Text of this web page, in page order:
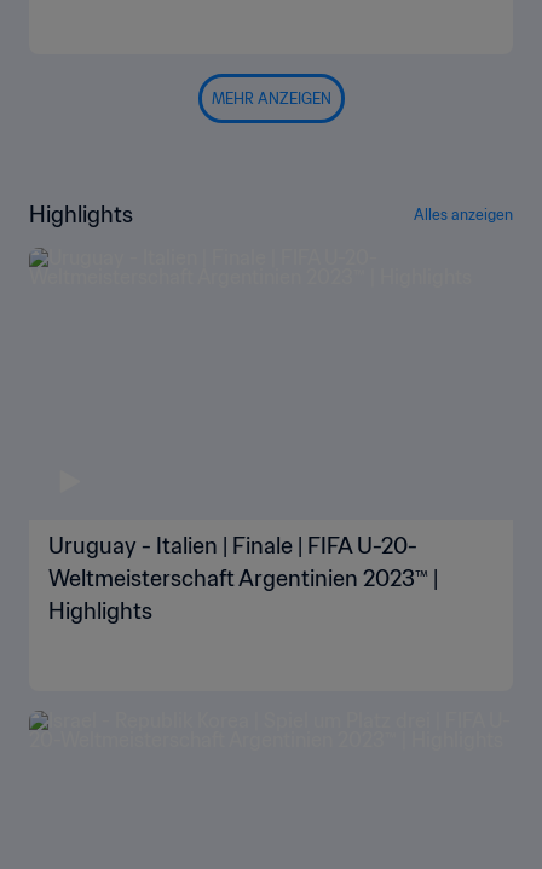
MEHR ANZEIGEN
Highlights Alles anzeigen
Uruguay - Italien | Finale | FIFA U-20-
Weltmeisterschaft Argentinien 2023™ |
Highlights